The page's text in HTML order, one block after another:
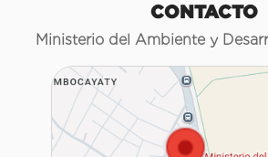
CONTACTO
Ministerio del Ambiente y